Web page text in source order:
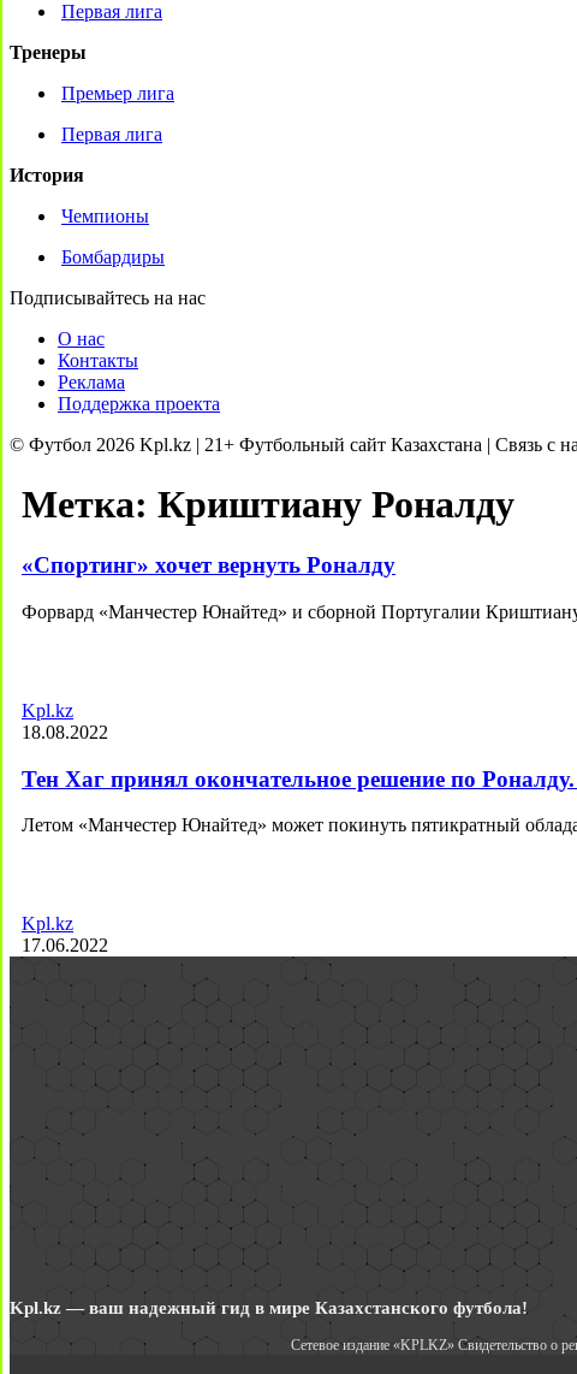
Первая лига
Тренеры
Премьер лига
Первая лига
История
Чемпионы
Бомбардиры
Подписывайтесь на нас
О нас
Контакты
Реклама
Поддержка проекта
© Футбол 2026 Kpl.kz | 21+ Футбольный сайт Казахстана | Связь с
Метка: Криштиану Роналду
«Спортинг» хочет вернуть Роналду
Форвард «Манчестер Юнайтед» и сборной Португалии
Kpl.kz
18.08.2022
Тен Хаг принял окончательное решение по
Летом «Манчестер Юнайтед» может покинуть пятикратный
Kpl.kz
17.06.2022
Kpl.kz — ваш надежный гид в мире Казахстанского футбола!
Сетевое издание «KPLKZ» Свидетельство о